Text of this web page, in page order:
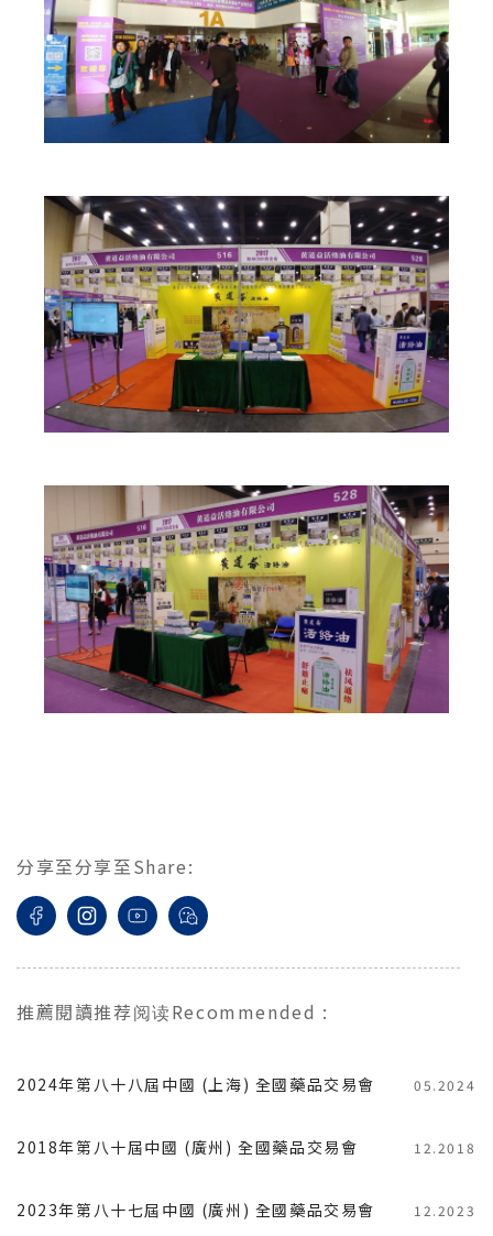
分享至分享至Share:
推薦閱讀推荐阅读Recommended :
2024年第八十八屆中國 (上海) 全國藥品交易會 05.2024
2018年第八十屆中國 (廣州) 全國藥品交易會 12.2018
2023年第八十七屆中國 (廣州) 全國藥品交易會 12.2023